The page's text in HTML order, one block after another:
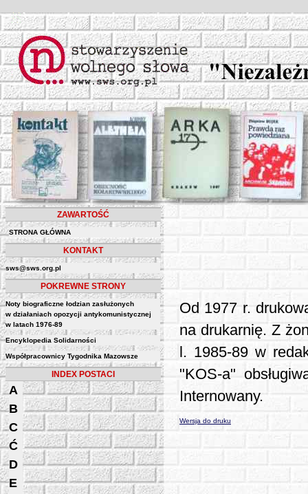
ZAWARTOŚĆ
STRONA GŁÓWNA
KONTAKT
sws@sws.org.pl
POKREWNE STRONY
Noty biograficzne łodzian zasłużonych
w działaniach opozycji antykomunistycznej
w latach 1976-89
Encyklopedia Solidarności
Współpracownicy Tygodnika Mazowsze
INDEX POSTACI
A
B
C
Ć
D
E
Od 1977 r.
na drukarnię. Z
l. 1985-89 w
"KOS-a"
Internowany.
Wersja do druku